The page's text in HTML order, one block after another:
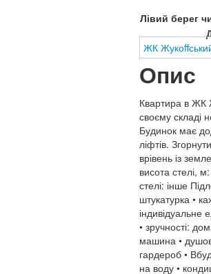
Лівий берег
ЖК
Опис
Квартира в ЖК
своєму складі
Будинок має
ліфтів.
врівень із
висота стелі,
стелі: інше
штукатурка •
індивідуальне
• зручності:
машина •
гардероб •
на воду •